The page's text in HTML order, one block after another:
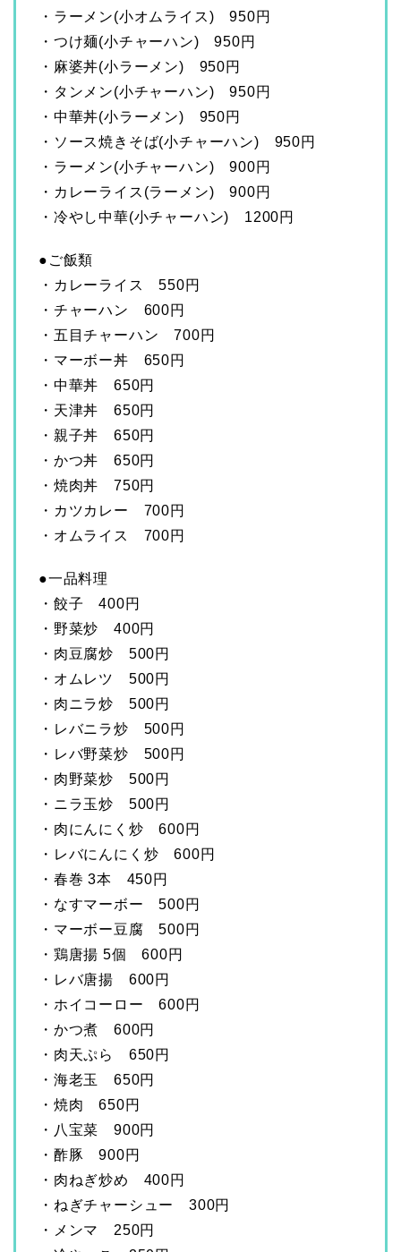
・ラーメン(小オムライス) 950円
・つけ麺(小チャーハン) 950円
・麻婆丼(小ラーメン) 950円
・タンメン(小チャーハン) 950円
・中華丼(小ラーメン) 950円
・ソース焼きそば(小チャーハン) 950円
・ラーメン(小チャーハン) 900円
・カレーライス(ラーメン) 900円
・冷やし中華(小チャーハン) 1200円
●ご飯類
・カレーライス 550円
・チャーハン 600円
・五目チャーハン 700円
・マーボー丼 650円
・中華丼 650円
・天津丼 650円
・親子丼 650円
・かつ丼 650円
・焼肉丼 750円
・カツカレー 700円
・オムライス 700円
●一品料理
・餃子 400円
・野菜炒 400円
・肉豆腐炒 500円
・オムレツ 500円
・肉ニラ炒 500円
・レバニラ炒 500円
・レバ野菜炒 500円
・肉野菜炒 500円
・ニラ玉炒 500円
・肉にんにく炒 600円
・レバにんにく炒 600円
・春巻 3本 450円
・なすマーボー 500円
・マーボー豆腐 500円
・鶏唐揚 5個 600円
・レバ唐揚 600円
・ホイコーロー 600円
・かつ煮 600円
・肉天ぷら 650円
・海老玉 650円
・焼肉 650円
・八宝菜 900円
・酢豚 900円
・肉ねぎ炒め 400円
・ねぎチャーシュー 300円
・メンマ 250円